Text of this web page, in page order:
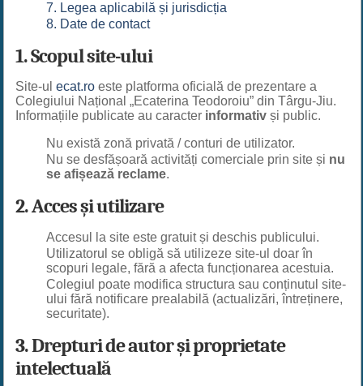
7. Legea aplicabilă și jurisdicția
8. Date de contact
1. Scopul site-ului
Site-ul ecat.roeste platforma oficială de prezentare a
Colegiului Național „Ecaterina Teodoroiu” din Târgu-Jiu.
Informațiile publicate au caracter informativși public.
Nu există zonă privată / conturi de utilizator.
Nu se desfășoară activități comerciale prin site și nu
se afișează reclame.
2. Acces și utilizare
Accesul la site este gratuit și deschis publicului.
Utilizatorul se obligă să utilizeze site-ul doar în
scopuri legale, fără a afecta funcționarea acestuia.
Colegiul poate modifica structura sau conținutul site-
ului fără notificare prealabilă (actualizări, întreținere,
securitate).
3. Drepturi de autor și proprietate
intelectuală